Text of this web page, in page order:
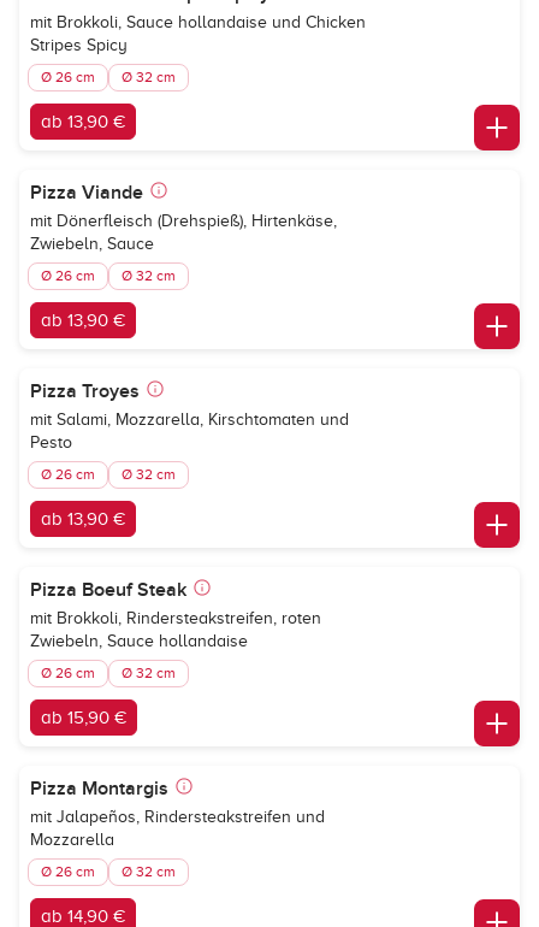
mit Brokkoli, Sauce hollandaise und Chicken
Stripes Spicy
Ø 26 cm Ø 32 cm
ab 13,90 €
Pizza Viande
mit Dönerfleisch (Drehspieß), Hirtenkäse,
Zwiebeln, Sauce
Ø 26 cm Ø 32 cm
ab 13,90 €
Pizza Troyes
mit Salami, Mozzarella, Kirschtomaten und
Pesto
Ø 26 cm Ø 32 cm
ab 13,90 €
Pizza Boeuf Steak
mit Brokkoli, Rindersteakstreifen, roten
Zwiebeln, Sauce hollandaise
Ø 26 cm Ø 32 cm
ab 15,90 €
Pizza Montargis
mit Jalapeños, Rindersteakstreifen und
Mozzarella
Ø 26 cm Ø 32 cm
ab 14,90 €